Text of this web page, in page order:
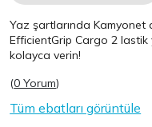
Yaz şartlarında
EfficientGrip Cargo 2 lastik
kolayca verin!
(0 Yorum)
Tüm ebatları görüntüle